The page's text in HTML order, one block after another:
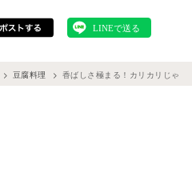
豆腐料理 香ばしさ極まる！カリカリじゃこ